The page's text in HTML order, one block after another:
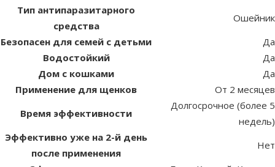
Тип антипаразитарного
средства
Ошейник
Безопасен для семей с детьми
Да
Водостойкий
Да
Дом с кошками
Да
Применение для щенков
От 2 месяцев
Время эффективности
Долгосрочное (более 5
недель)
Эффективно уже на 2-й день
после применения
Нет